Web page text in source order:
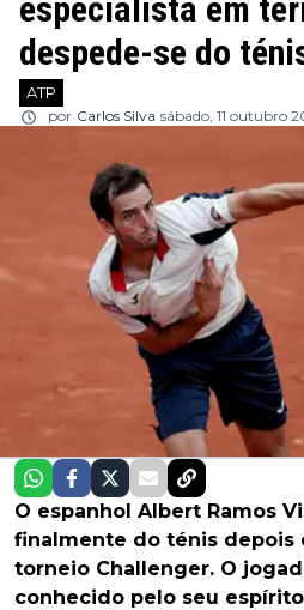
especialista em
despede-se do
ATP
por Carlos Silva sábado, 11 outubro
O espanhol Albert Ramos
finalmente do ténis depois
torneio Challenger. O
conhecido pelo seu